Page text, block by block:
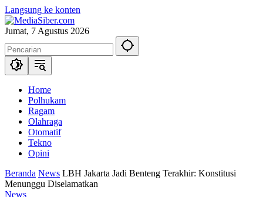
Langsung ke konten
Jumat, 7 Agustus 2026
Home
Polhukam
Ragam
Olahraga
Otomatif
Tekno
Opini
Beranda News LBH Jakarta Jadi Benteng Terakhir: Konstitusi
Menunggu Diselamatkan
News